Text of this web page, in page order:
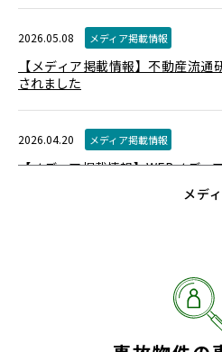
2026.07.01 お知らせ
「0円空き家管理サービス」全国
2026.05.08 メディア掲載情報
【メディア掲載情報】不動産流
されました
2026.04.20 メディア掲載情報
【メディア掲載情報】WEBメディ
た」で取り上げていただきました
メディア掲載情報
メデ